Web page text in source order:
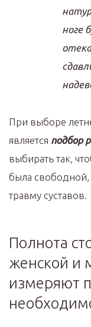
ноге
При выборе
является подбор
выбирать так,
была свободной,
травму суставов.
Полнота
женской и
измеряют